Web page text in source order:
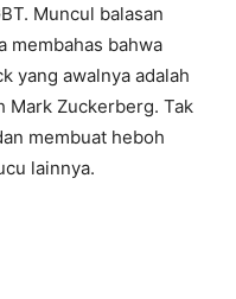
Muncul balasan
membahas bahwa
yang awalnya adalah
Mark Zuckerberg. Tak
membuat heboh
lainnya.